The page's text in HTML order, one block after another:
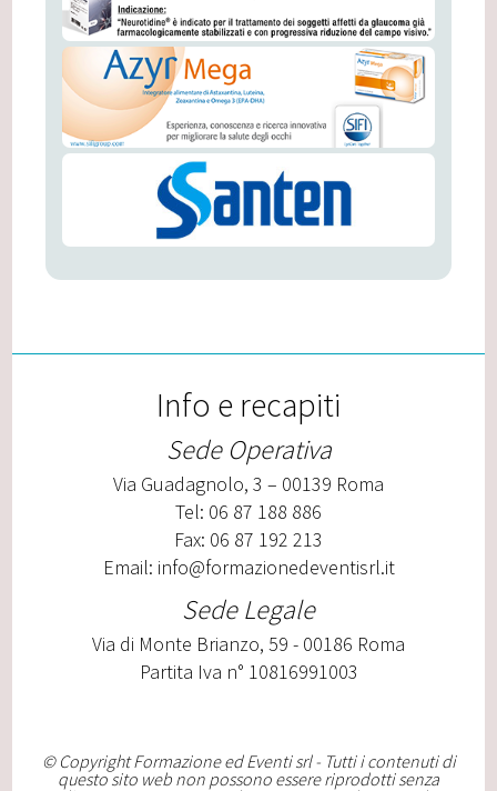
Info e recapiti
Sede Operativa
Via Guadagnolo, 3 – 00139 Roma
Tel: 06 87 188 886
Fax: 06 87 192 213
Email: info@formazionedeventisrl.it
Sede Legale
Via di Monte Brianzo, 59 - 00186 Roma
Partita Iva n° 10816991003
© Copyright Formazione ed Eventi srl - Tutti i contenuti di
questo sito web non possono essere riprodotti senza